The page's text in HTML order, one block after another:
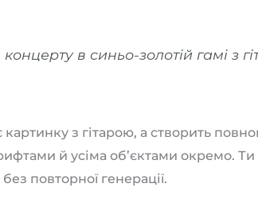
в синьо-золотій гамі з
з гітарою, а створить
й усіма об’єктами окремо.
повторної генерації.